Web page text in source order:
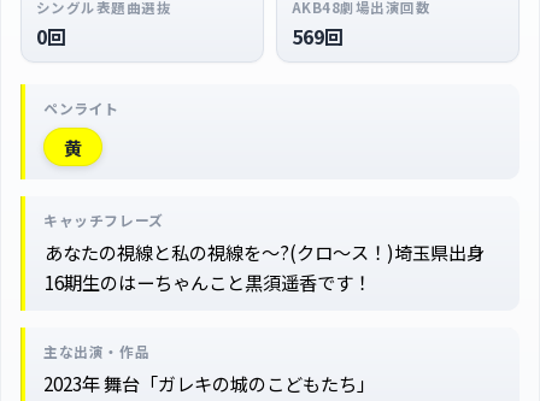
シングル表題曲選抜
0回
AKB48劇場出演回数
569回
ペンライト
黄
キャッチフレーズ
あなたの視線と私の視線を～?(クロ～ス！)埼玉県出身
16期生のはーちゃんこと黒須遥香です！
主な出演・作品
2023年 舞台「ガレキの城のこどもたち」